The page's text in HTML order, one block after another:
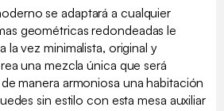
se adaptará a cualquier
geométricas redondeadas le
la vez minimalista, original y
una mezcla única que será
manera armoniosa una habitación
sin estilo con esta mesa auxiliar